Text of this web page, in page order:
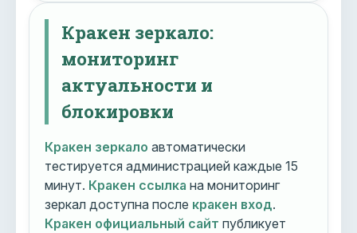
Кракен зеркало:
мониторинг
актуальности и
блокировки
Кракен зеркало автоматически
тестируется администрацией каждые 15
минут. Кракен ссылка на мониторинг
зеркал доступна после кракен вход.
Кракен официальный сайт публикует